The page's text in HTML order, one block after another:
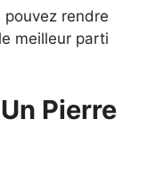
rendre
meilleur parti
Pierre